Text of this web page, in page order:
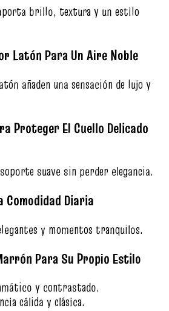
brillo, textura y un estilo
Latón Para Un Aire Noble
añaden una sensación de lujo y
Proteger El Cuello Delicado
suave sin perder elegancia.
Diaria
y momentos tranquilos.
Para Su Propio Estilo
y contrastado.
cálida y clásica.